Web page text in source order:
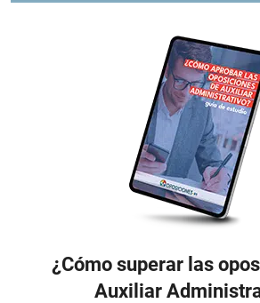
¿Cómo superar las
Auxiliar